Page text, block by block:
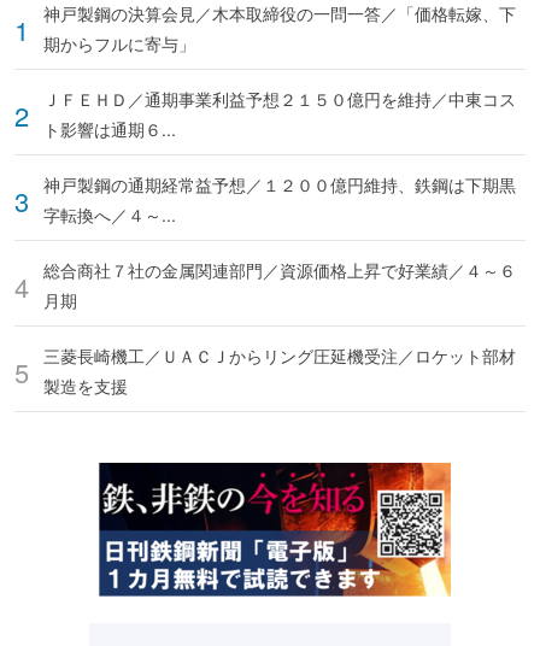
神戸製鋼の決算会見／木本取締役の一問一答／「価格転嫁、下
期からフルに寄与」
ＪＦＥＨＤ／通期事業利益予想２１５０億円を維持／中東コス
ト影響は通期６...
神戸製鋼の通期経常益予想／１２００億円維持、鉄鋼は下期黒
字転換へ／４～...
総合商社７社の金属関連部門／資源価格上昇で好業績／４～６
月期
三菱長崎機工／ＵＡＣＪからリング圧延機受注／ロケット部材
製造を支援